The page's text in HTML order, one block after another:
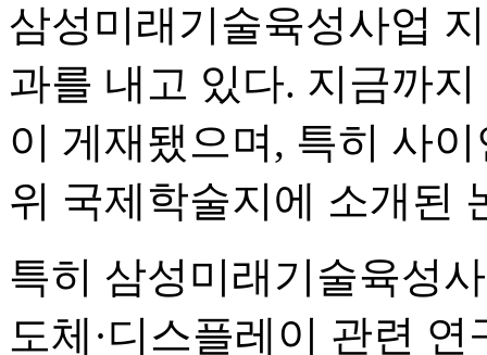
삼성미래기술육성사업
과를 내고 있다. 지금까
이 게재됐으며, 특히 사
위 국제학술지에 소개된
특히 삼성미래기술육성
도체·디스플레이 관련